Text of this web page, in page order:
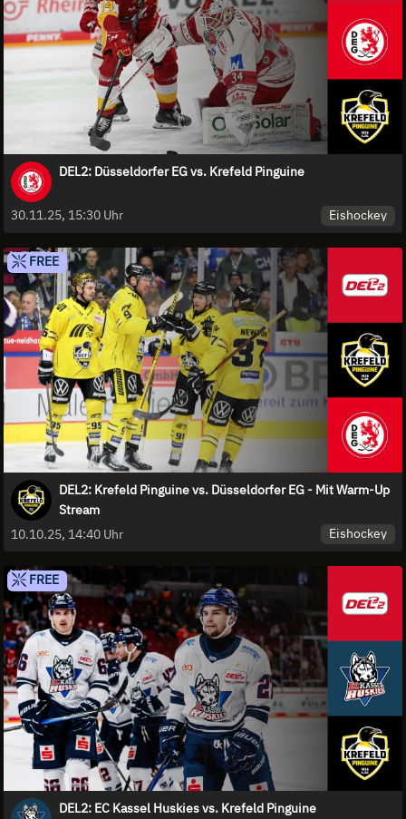
DEL2: Düsseldorfer EG vs. Krefeld Pinguine
30.11.25, 15:30 Uhr Eishockey
FREE
DEL2: Krefeld Pinguine vs. Düsseldorfer EG - Mit Warm-Up
Stream
10.10.25, 14:40 Uhr
Eishockey
FREE
DEL2: EC Kassel Huskies vs. Krefeld Pinguine